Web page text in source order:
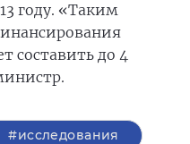
году. «Таким
составить до 4
#исследования